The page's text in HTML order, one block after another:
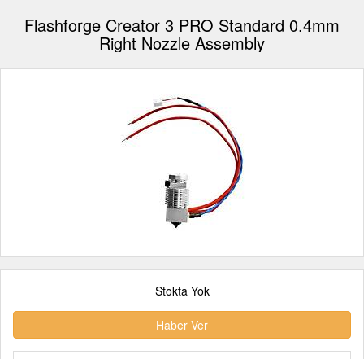
Flashforge Creator 3 PRO Standard 0.4mm
Right Nozzle Assembly
Stokta Yok
Haber Ver